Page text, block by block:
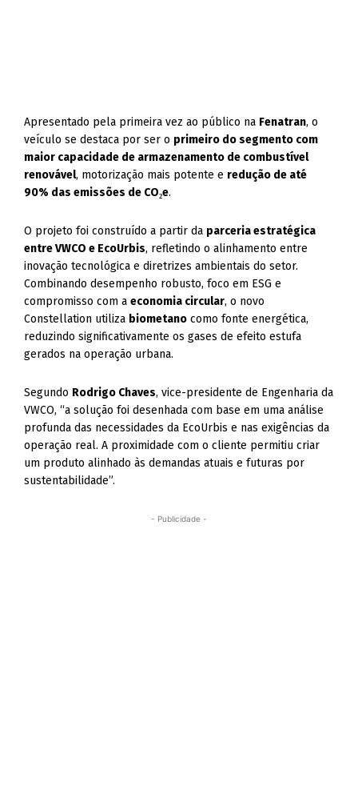
Apresentado pela primeira vez ao público na Fenatran, o
veículo se destaca por ser o primeiro do segmento com
maior capacidade de armazenamento de combustível
renovável, motorização mais potente e redução de até
90% das emissões de CO₂e.
O projeto foi construído a partir da parceria estratégica
entre VWCO e EcoUrbis, refletindo o alinhamento entre
inovação tecnológica e diretrizes ambientais do setor.
Combinando desempenho robusto, foco em ESG e
compromisso com aeconomia circular, o novo
Constellation utiliza biometano como fonte energética,
reduzindo significativamente os gases de efeito estufa
gerados na operação urbana.
Segundo Rodrigo Chaves, vice-presidente de Engenharia da
VWCO, “a solução foi desenhada com base em uma análise
profunda das necessidades da EcoUrbis e nas exigências da
operação real. A proximidade com o cliente permitiu criar
um produto alinhado às demandas atuais e futuras por
sustentabilidade”.
- Publicidade -